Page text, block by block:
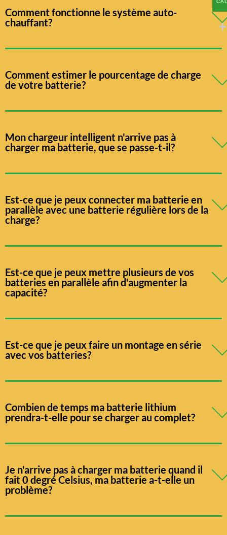
Comment fonctionne le système auto-
chauffant?
Comment estimer le pourcentage de charge
de votre batterie?
Mon chargeur intelligent n'arrive pas à
charger ma batterie, que se passe-t-il?
Est-ce que je peux connecter ma batterie en
parallèle avec une batterie régulière lors de la
charge?
Est-ce que je peux mettre plusieurs de vos
batteries en parallèle afin d'augmenter la
capacité?
Est-ce que je peux faire un montage en série
avec vos batteries?
Combien de temps ma batterie lithium
prendra-t-elle pour se charger au complet?
Je n'arrive pas à charger ma batterie quand il
fait 0 degré Celsius, ma batterie a-t-elle un
problème?